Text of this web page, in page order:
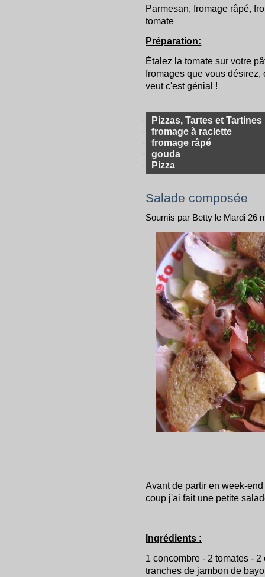
Parmesan, fromage râpé,
tomate
Préparation:
Étalez la tomate sur votre
fromages que vous
veut c'est génial !
Pizzas, Tartes et Tartines
fromage à raclette
fromage râpé
gouda
Pizza
Salade composée
Soumis par Betty le Mardi 26
Avant de partir en week-
coup j'ai fait une petite
Ingrédients :
1 concombre - 2 tomates -
tranches de jambon de